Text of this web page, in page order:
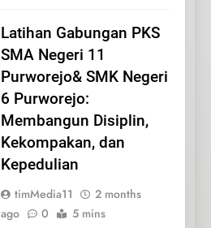
Latihan Gabungan PKS
SMA Negeri 11
Purworejo& SMK Negeri
6 Purworejo:
Membangun Disiplin,
Kekompakan, dan
Kepedulian
timMedia11
2 months
ago
0 5 mins